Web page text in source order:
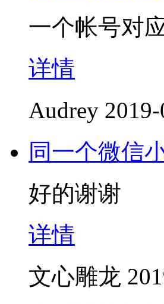
一个帐号对
详情
Audrey
同一个微信
好的谢谢
详情
文心雕龙